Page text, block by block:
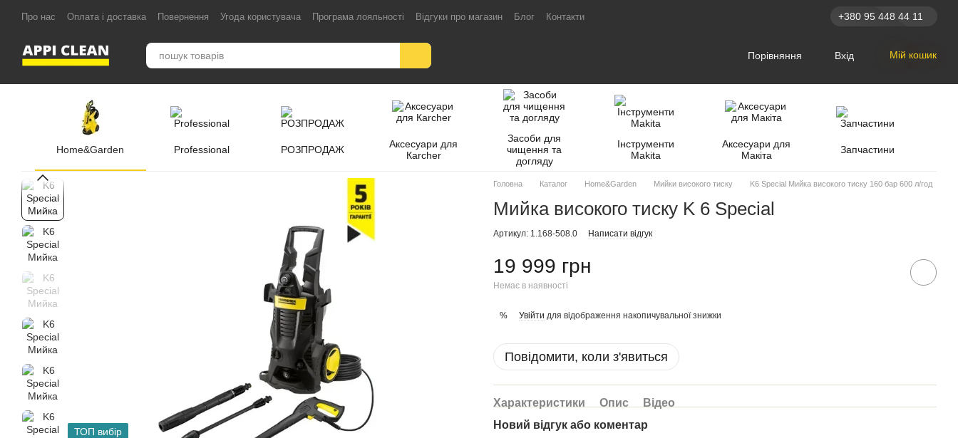
Перейти до основного контенту
Про нас Оплата і доставка Повернення Угода користувача Програма лояльності Відгуки про магазин Блог Контакти +380 95 448 44 11
Порівняння Вхід Мій кошик
Home&Garden Professional РОЗПРОДАЖ
Аксесуари для
Кarcher
Засоби для
чищення та
догляду
Інструменти
Makita
Аксесуари для
Макіта
Запчастини
ТОП вибір
Головна Каталог Home&Garden Мийки високого тиску K6 Special Мийка високого тиску 160 бар 600 л/год
Мийка високого тиску K 6 Special
Артикул: 1.168-508.0 Написати відгук
19 999 грн
Немає в наявності
% Увійти для відображення накопичувальної знижки
Повідомити, коли з'явиться
Характеристики Опис
Відео
Новий відгук або коментар